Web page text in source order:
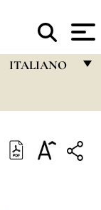
ITALIANO
ITALIANO